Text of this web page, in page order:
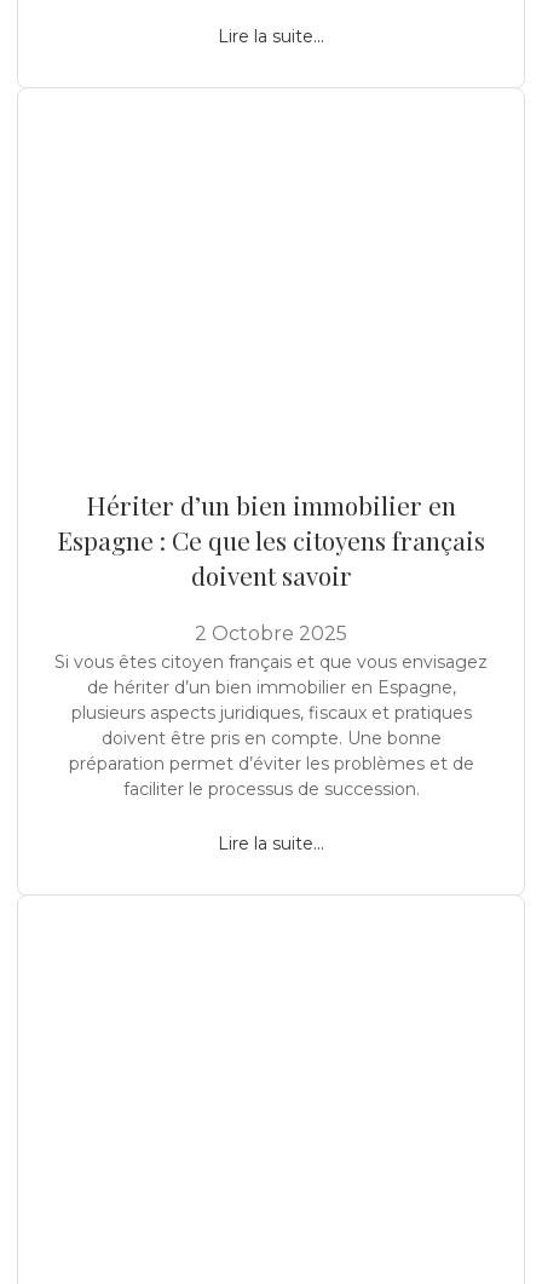
Lire la suite...
Hériter d’un bien immobilier en
Espagne : Ce que les citoyens français
doivent savoir
2 Octobre 2025
Si vous êtes citoyen français et que vous envisagez
de hériter d’un bien immobilier en Espagne,
plusieurs aspects juridiques, fiscaux et pratiques
doivent être pris en compte. Une bonne
préparation permet d’éviter les problèmes et de
faciliter le processus de succession.
Lire la suite...